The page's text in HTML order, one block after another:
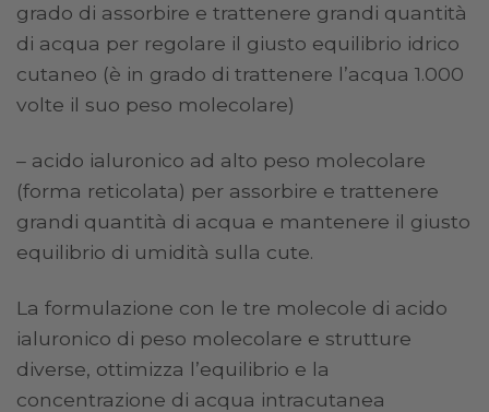
grado di assorbire e trattenere grandi quantità
di acqua per regolare il giusto equilibrio idrico
cutaneo (è in grado di trattenere l’acqua 1.000
volte il suo peso molecolare)
– acido ialuronico ad alto peso molecolare
(forma reticolata) per assorbire e trattenere
grandi quantità di acqua e mantenere il giusto
equilibrio di umidità sulla cute.
La formulazione con le tre molecole di acido
ialuronico di peso molecolare e strutture
diverse, ottimizza l’equilibrio e la
concentrazione di acqua intracutanea